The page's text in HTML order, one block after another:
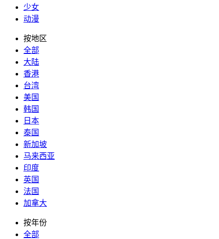
少女
动漫
按地区
全部
大陆
香港
台湾
美国
韩国
日本
泰国
新加坡
马来西亚
印度
英国
法国
加拿大
按年份
全部